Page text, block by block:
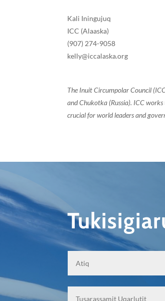
Kali Iningujuq
ICC (Alaaska)
(907) 274-9058
kelly@iccalaska.org
The Inuit Circumpolar Council
and Chukotka (Russia). ICC
crucial for world leaders and